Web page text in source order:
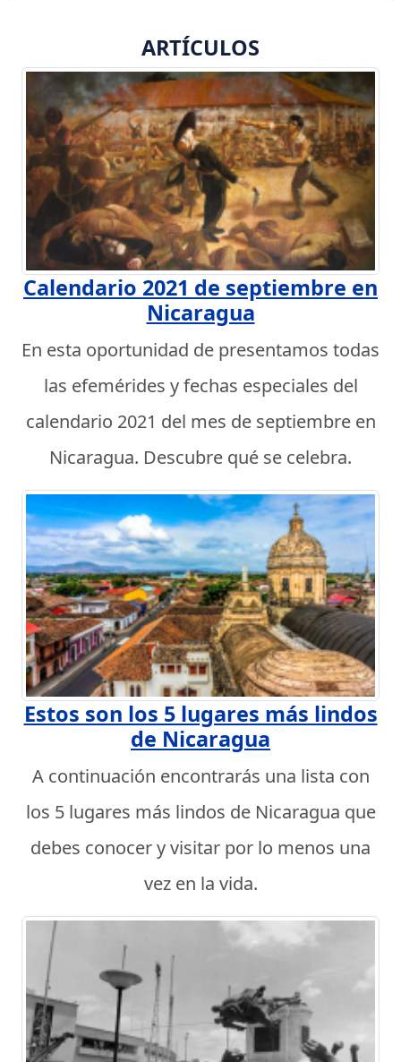
ARTÍCULOS
Calendario 2021 de septiembre en
Nicaragua
En esta oportunidad de presentamos todas
las efemérides y fechas especiales del
calendario 2021 del mes de septiembre en
Nicaragua. Descubre qué se celebra.
Estos son los 5 lugares más lindos
de Nicaragua
A continuación encontrarás una lista con
los 5 lugares más lindos de Nicaragua que
debes conocer y visitar por lo menos una
vez en la vida.